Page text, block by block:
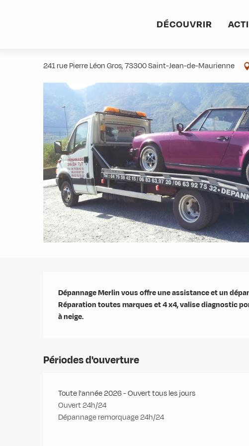
DÉCOUVRIR
241 rue Pierre Léon Gros, 73300 Saint-Jean-de-Maurienne
Description
Dépannage Merlin vous offre une assistance et un
Réparation toutes marques et 4 x4, valise diagnostic
à neige.
Périodes d'ouverture
Toute l'année 2026 - Ouvert tous les jours
Ouvert 24h/24
Dépannage remorquage 24h/24